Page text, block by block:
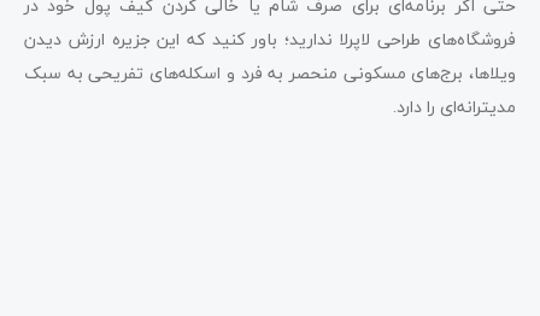
فروشگاه‌های طراحی لاپرلا ندارید؛ باور کنید که این جزیره ارزش دیدن
ویلاها، برج‌های مسکونی منحصر به فرد و اسکله‌های تفریحی به سبک
مدیترانه‌ای را دارد.